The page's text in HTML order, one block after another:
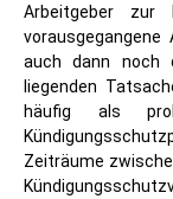
Arbeitgeber zur
auch dann noch
liegenden
häufig als
Zeiträume